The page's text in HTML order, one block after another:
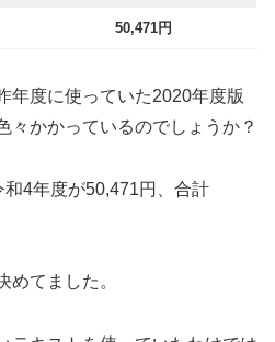
50,471円
年度に使っていた2020年度版
々かかっているのでしょうか？
4年度が50,471円、合計
めてました。